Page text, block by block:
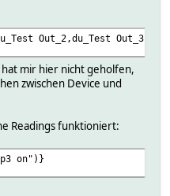
Out_2,du_Test
mir hier nicht geholfen,
zwischen Device und
Readings funktioniert:
on")}